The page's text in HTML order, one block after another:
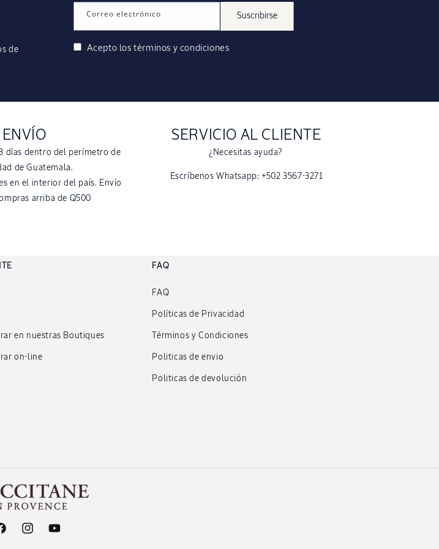
de
Correo electrónico Suscribirse
Acepto lostérminos y condiciones
ENVÍO
días dentro del perímetro de
de Guatemala.
en el interior del país. Envío
arriba de Q500
SERVICIO AL CLIENTE
¿Necesitas ayuda?
Escríbenos Whatsapp: +502 3567-3271
en nuestras Boutiques
on-line
FAQ
FAQ
Políticas de Privacidad
Términos y Condiciones
Politicas de envio
Politicas de devolución
InstagramYouTube